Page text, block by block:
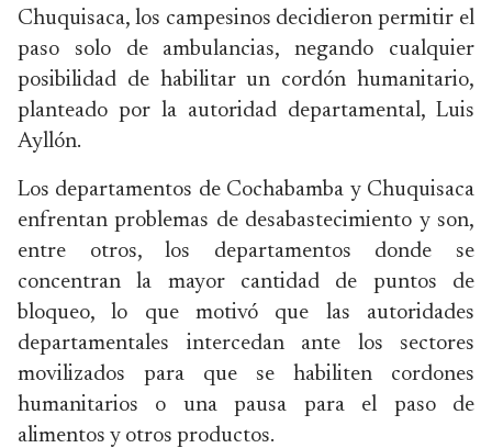
Chuquisaca, los campesinos decidieron permitir el
paso solo de ambulancias, negando cualquier
posibilidad de habilitar un cordón humanitario,
planteado por la autoridad departamental, Luis
Ayllón.
Los departamentos de Cochabamba y Chuquisaca
enfrentan problemas de desabastecimiento y son,
entre otros, los departamentos donde se
concentran la mayor cantidad de puntos de
bloqueo, lo que motivó que las autoridades
departamentales intercedan ante los sectores
movilizados para que se habiliten cordones
humanitarios o una pausa para el paso de
alimentos y otros productos.